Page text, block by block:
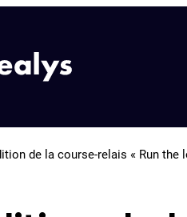
de la course-relais « Run